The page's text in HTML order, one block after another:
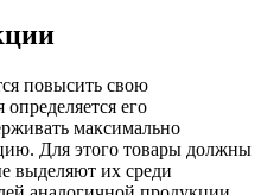
повысить свою
определяется его
максимально
Для этого товары должны
выделяют их среди